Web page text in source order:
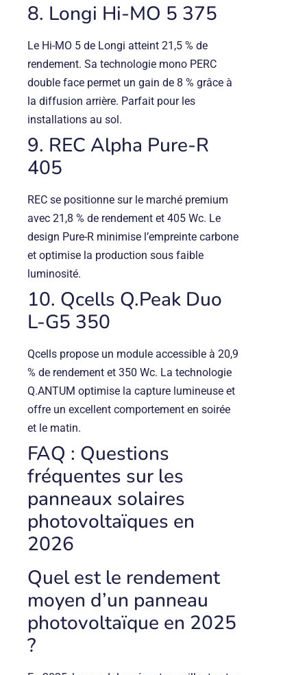
8. Longi Hi-MO 5 375
Le Hi-MO 5 de Longi atteint 21,5 % de
rendement. Sa technologie mono PERC
double face permet un gain de 8 % grâce à
la diffusion arrière. Parfait pour les
installations au sol.
9. REC Alpha Pure-R
405
REC se positionne sur le marché premium
avec 21,8 % de rendement et 405 Wc. Le
design Pure-R minimise l’empreinte carbone
et optimise la production sous faible
luminosité.
10. Qcells Q.Peak Duo
L-G5 350
Qcells propose un module accessible à 20,9
% de rendement et 350 Wc. La technologie
Q.ANTUM optimise la capture lumineuse et
offre un excellent comportement en soirée
et le matin.
FAQ : Questions
fréquentes sur les
panneaux solaires
photovoltaïques en
2026
Quel est le rendement
moyen d’un panneau
photovoltaïque en 2025
?